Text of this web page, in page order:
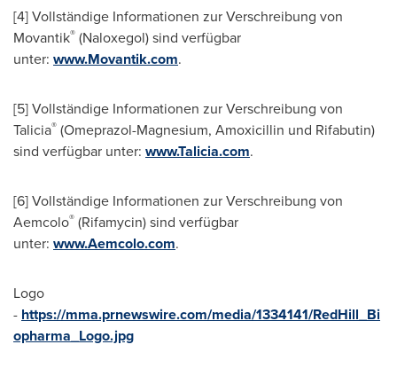
[4] Vollständige Informationen zur Verschreibung von
Movantik® (Naloxegol) sind verfügbar
unter: www.Movantik.com.
[5] Vollständige Informationen zur Verschreibung von
Talicia® (Omeprazol-Magnesium, Amoxicillin und Rifabutin)
sind verfügbar unter: www.Talicia.com.
[6] Vollständige Informationen zur Verschreibung von
Aemcolo® (Rifamycin) sind verfügbar
unter: www.Aemcolo.com.
Logo
- https://mma.prnewswire.com/media/1334141/RedHill_Bi
opharma_Logo.jpg